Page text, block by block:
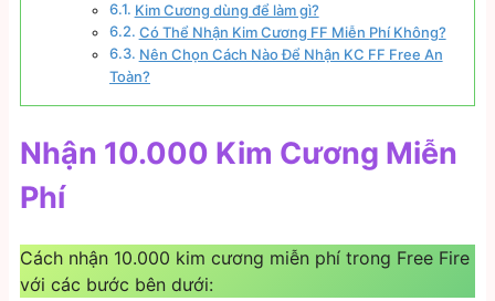
Kim Cương dùng để làm gì?
Có Thể Nhận Kim Cương FF Miễn Phí Không?
Nên Chọn Cách Nào Để Nhận KC FF Free An
Toàn?
Nhận 10.000 Kim Cương Miễn
Phí
Cách nhận 10.000 kim cương miễn phí trong Free Fire
với các bước bên dưới: